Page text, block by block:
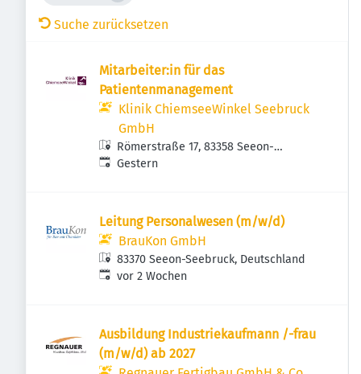
Suche zurücksetzen
Mitarbeiter:in für das
Patientenmanagement
Klinik ChiemseeWinkel Seebruck
GmbH
Römerstraße 17, 83358 Seeon-
Seebruck, Deutschland
Veröffentlicht
Gestern
Leitung Personalwesen (m/w/d)
BrauKon GmbH
83370 Seeon-Seebruck, Deutschland
Veröffentlicht:
vor 2 Wochen
Ausbildung Industriekaufmann /-frau
(m/w/d) ab 2027